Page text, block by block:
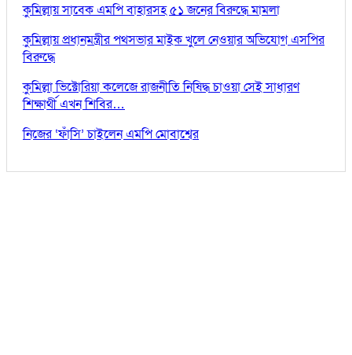
কুমিল্লায় সাবেক এমপি বাহারসহ ৫১ জনের বিরুদ্ধে মামলা
কুমিল্লায় প্রধানমন্ত্রীর পথসভার মাইক খুলে নেওয়ার অভিযোগ এসপির
বিরুদ্ধে
কুমিল্লা ভিক্টোরিয়া কলেজে রাজনীতি নিষিদ্ধ চাওয়া সেই সাধারণ
শিক্ষার্থী এখন শিবির…
নিজের ‘ফাঁসি’ চাইলেন এমপি মোবাশ্বের